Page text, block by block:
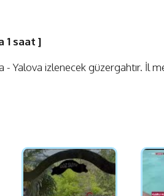
1 saat ]
Yalova izlenecek güzergahtır. İl